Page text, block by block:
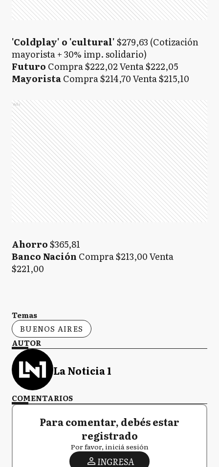
'Coldplay' o 'cultural'$279,63 (Cotización
mayorista + 30% imp. solidario)
Futuro Compra $222,02 Venta $222,05
MayoristaCompra $214,70 Venta $215,10
Ads
Ahorro$365,81
Banco Nación Compra $213,00 Venta
$221,00
Temas
BUENOS AIRES
AUTOR
La Noticia 1
COMENTARIOS
Para comentar, debés estar
registrado
Por favor, iniciá sesión
INGRESA